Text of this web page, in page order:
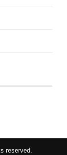
reserved.